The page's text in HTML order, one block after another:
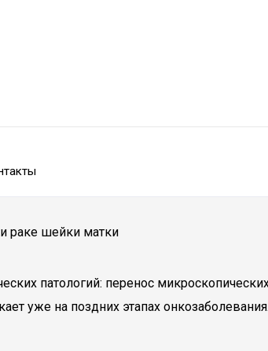
раке шейки матки
патологий: перенос
уже на поздних этапах